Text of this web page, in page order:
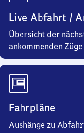
Live Abfahrt /
Übersicht der
ankommenden Züge
Fahrpläne
Aushänge zu